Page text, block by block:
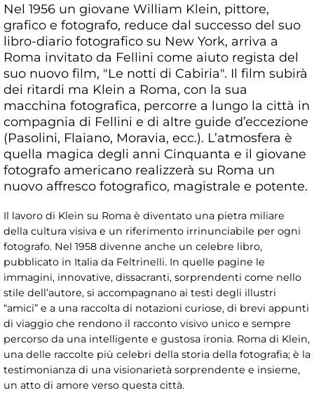
Nel 1956 un giovane William Klein, pittore,
grafico e fotografo, reduce dal successo del suo
libro-diario fotografico su New York, arriva a
Roma invitato da Fellini come aiuto regista del
suo nuovo film, "Le notti di Cabiria". Il film subirà
dei ritardi ma Klein a Roma, con la sua
macchina fotografica, percorre a lungo la città in
compagnia di Fellini e di altre guide d’eccezione
(Pasolini, Flaiano, Moravia, ecc.). L’atmosfera è
quella magica degli anni Cinquanta e il giovane
fotografo americano realizzerà su Roma un
nuovo affresco fotografico, magistrale e potente.
Il lavoro di Klein su Roma è diventato una pietra miliare
della cultura visiva e un riferimento irrinunciabile per ogni
fotografo. Nel 1958 divenne anche un celebre libro,
pubblicato in Italia da Feltrinelli. In quelle pagine le
immagini, innovative, dissacranti, sorprendenti come nello
stile dell’autore, si accompagnano ai testi degli illustri
“amici” e a una raccolta di notazioni curiose, di brevi appunti
di viaggio che rendono il racconto visivo unico e sempre
percorso da una intelligente e gustosa ironia. Roma di Klein,
una delle raccolte più celebri della storia della fotografia; è la
testimonianza di una visionarietà sorprendente e insieme,
un atto di amore verso questa città.